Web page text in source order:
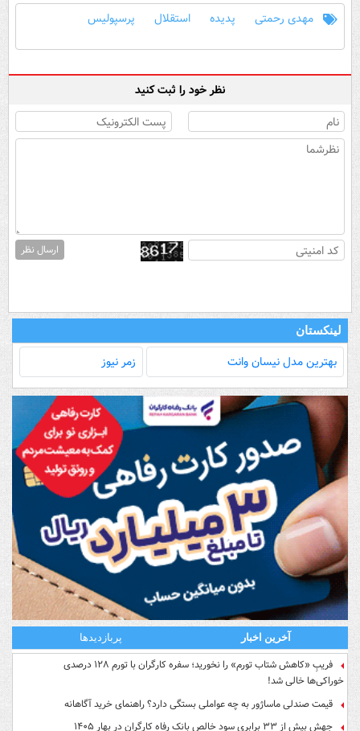
مهدی رحمتی پدیده استقلال پرسپولیس
نظر خود را ثبت کنید
ارسال نظر
لینکستان
بهترین مدل‌ نیسان وانت زمر نیوز
آخرین اخبار پربازدیدها
فریبِ «کاهش شتاب تورم» را نخورید؛ سفره کارگران با تورم ۱۲۸ درصدی
خوراکی‌ها خالی شد!
قیمت صندلی ماساژور به چه عواملی بستگی دارد؟ راهنمای خرید آگاهانه
جهش بیش از ۳۳ برابری سود خالص بانک رفاه کارگران در بهار ۱۴۰۵